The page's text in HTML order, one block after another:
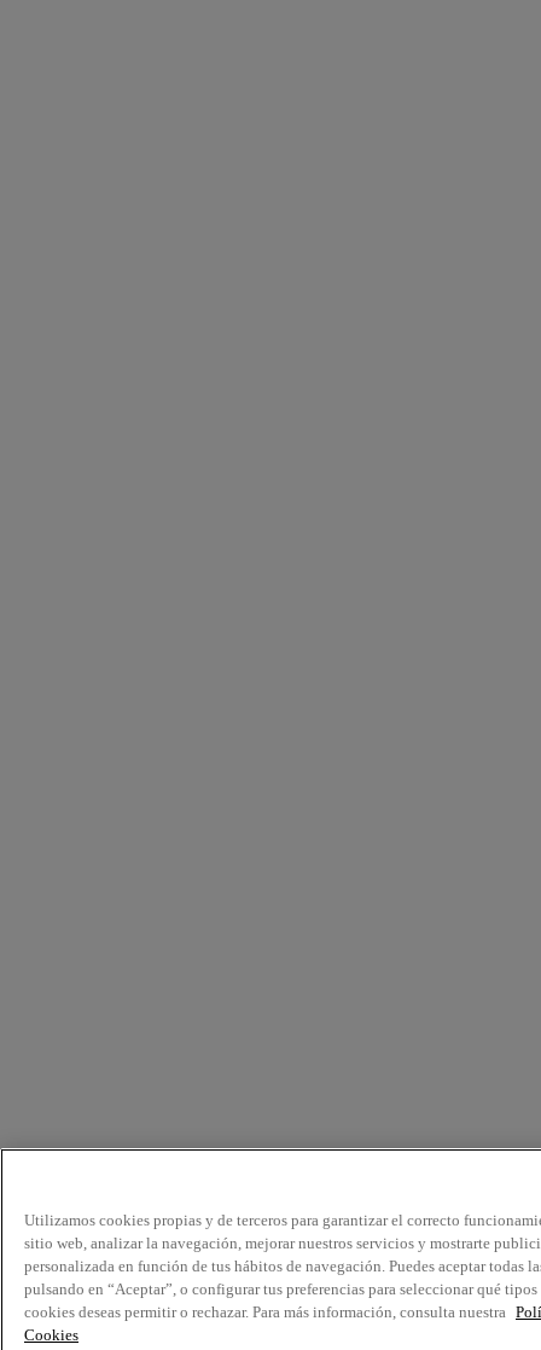
Utilizamos cookies propias y de terceros para garantizar el correcto
sitio web, analizar la navegación, mejorar nuestros servicios y mostrarte
personalizada en función de tus hábitos de navegación. Puedes aceptar todas
pulsando en “Aceptar”, o configurar tus preferencias para seleccionar qué tipos
cookies deseas permitir o rechazar. Para más información, consulta nuestra
Cookies